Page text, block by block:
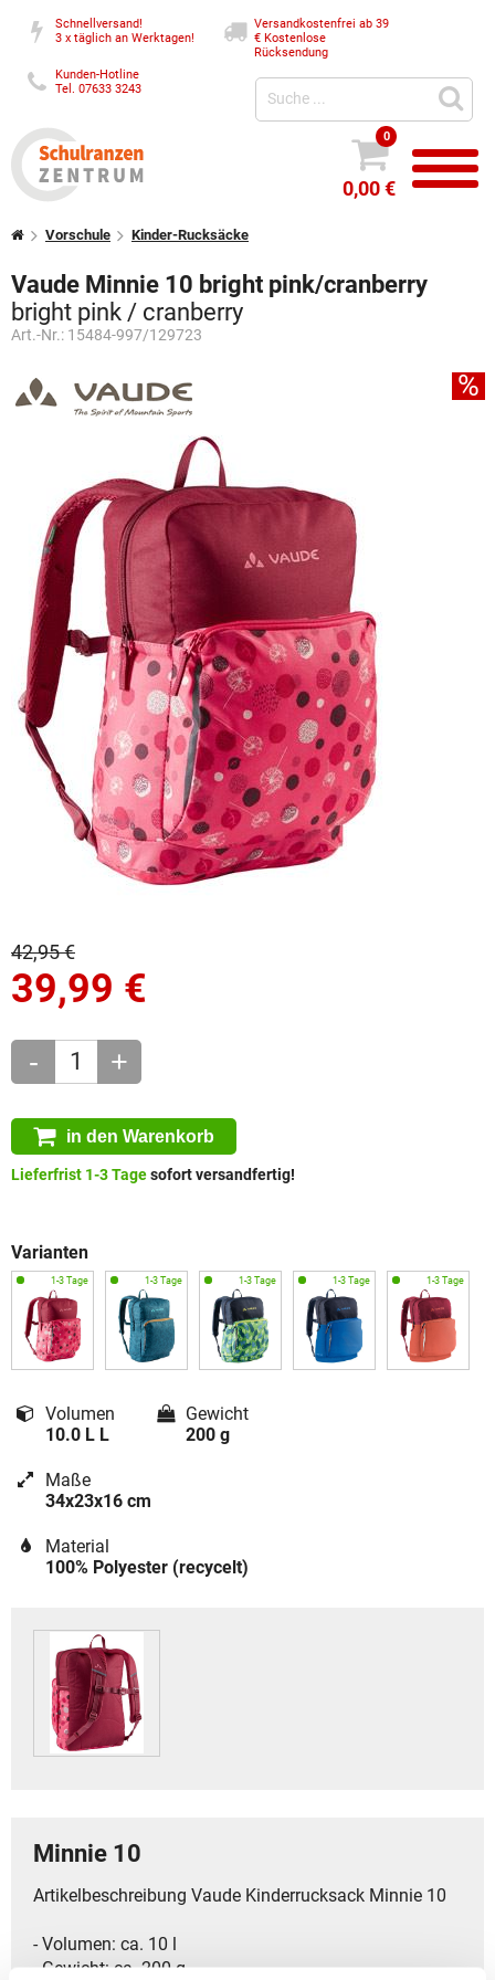
Schnellversand!
3 x täglich an Werktagen!
Versandkostenfrei ab 39
€Kostenlose
Rücksendung
Kunden-Hotline
Tel. 07633 3243
0
0,00 €
Vorschule Kinder-Rucksäcke
Vaude Minnie 10 bright pink/cranberry
bright pink / cranberry
Art.-Nr.: 15484-997/129723
%
42,95 €
39,99 €
- +
in den Warenkorb
Lieferfrist 1-3 Tagesofort versandfertig!
Varianten
Volumen
10.0 L L
Gewicht
200 g
Maße
34x23x16 cm
Material
100% Polyester (recycelt)
Minnie 10
Artikelbeschreibung Vaude Kinderrucksack Minnie 10
- Volumen: ca. 10 l
- Gewicht: ca. 200 g